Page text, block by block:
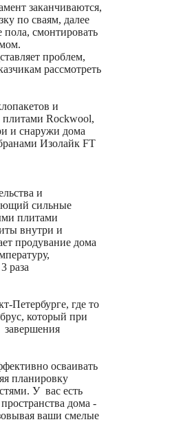
заканчиваются,
по сваям, далее
смонтировать
проблем,
рассмотреть
и
плитами Rockwool,
и снаружи дома
Изолайк FT
и
сильные
плитами
внутри и
продувание дома
раза
Петербурге, где то
который при
завершения
осваивать
планировку
У вас есть
дома -
ваши смелые